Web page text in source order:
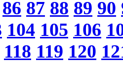
86 87 88 89 90
104 105 106
118 119 120